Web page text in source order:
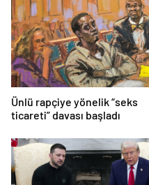
Ünlü rapçiye yönelik “seks
ticareti” davası başladı